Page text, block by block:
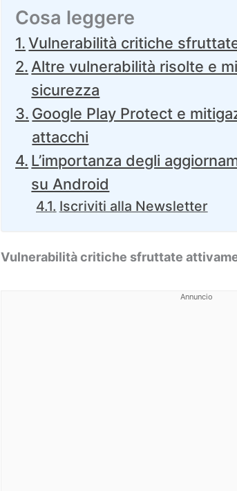
Cosa leggere
Vulnerabilità critiche
Altre vulnerabilità risolte e
sicurezza
Google Play Protect e
attacchi
L’importanza degli
su Android
Iscriviti alla Newsletter
Vulnerabilità critiche sfruttate
Annuncio